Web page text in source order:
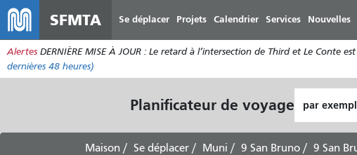
SFMTA Se déplacer Projets Calendrier Services Nouvelles
Alertes DERNIÈRE MISE À JOUR : Le retard à l’intersection de Third et Le Conte
dernières 48 heures)
Planificateur de voyage de
départ
Maison Se déplacer Muni 9 San Bruno 9 San